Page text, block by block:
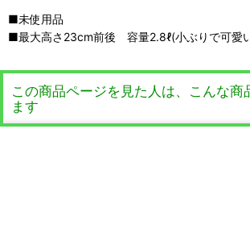
■未使用品
■最大高さ23cm前後 容量2.8ℓ(小ぶりで可愛
この商品ページを見た人は、こんな商
ます